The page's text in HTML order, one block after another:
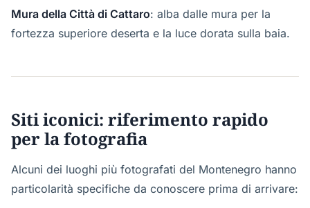
Mura della Città di Cattaro: alba dalle mura per la
fortezza superiore deserta e la luce dorata sulla baia.
Siti iconici: riferimento rapido
per la fotografia
Alcuni dei luoghi più fotografati del Montenegro hanno
particolarità specifiche da conoscere prima di arrivare: